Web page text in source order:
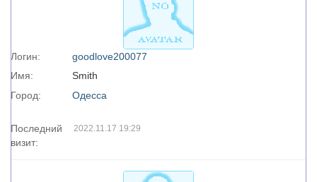
Логин:
goodlove200077
Имя:
Smith
Город:
Одесса
Последний
визит:
2022.11.17 19:29